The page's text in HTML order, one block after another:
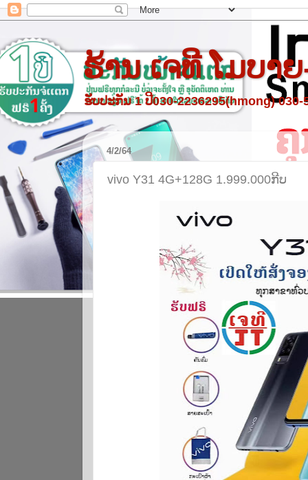
ຮ້ານ ເຈທີ ໂມບາ
ຮັບປະກັນ 1 ປີ030-2236295(hmong) 030-
4/2/64
vivo Y31 4G+128G 1.999.000ກີບ